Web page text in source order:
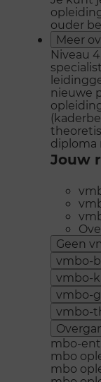
ouder
Meer
Niveau
nieuwe
diploma
Jouw
Geen
vmbo-
vmbo-
vmbo-
vmbo-
mbo-
mbo
mbo